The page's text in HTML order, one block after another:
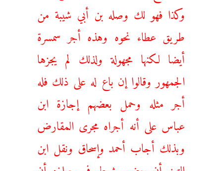
وكذا فهو لك وصله بن أبي شيبة من
طريق عطاء نحوه وهذه أجر سمسرة
أيضا لكنها مجهولة ولذلك لم يجزها
الجمهور وقالوا إن باع له على ذلك فله
أجر مثله وحمل بعضهم إجازة ابن
عباس على أنه أجراه مجرى المقارض
وبذلك أجاب أحمد وإسحاق ونقل ابن